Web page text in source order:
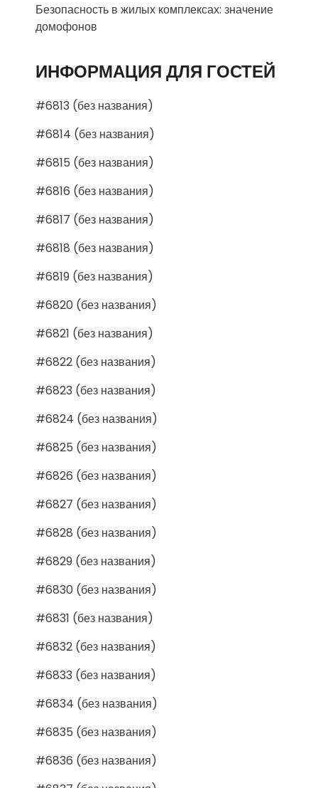
Безопасность в жилых комплексах: значение
домофонов
ИНФОРМАЦИЯ ДЛЯ ГОСТЕЙ
#6813 (без названия)
#6814 (без названия)
#6815 (без названия)
#6816 (без названия)
#6817 (без названия)
#6818 (без названия)
#6819 (без названия)
#6820 (без названия)
#6821 (без названия)
#6822 (без названия)
#6823 (без названия)
#6824 (без названия)
#6825 (без названия)
#6826 (без названия)
#6827 (без названия)
#6828 (без названия)
#6829 (без названия)
#6830 (без названия)
#6831 (без названия)
#6832 (без названия)
#6833 (без названия)
#6834 (без названия)
#6835 (без названия)
#6836 (без названия)